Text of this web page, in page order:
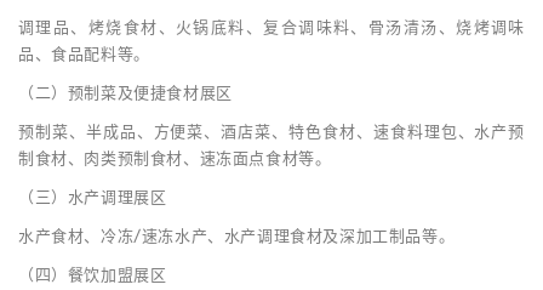
调理品、烤烧食材、火锅底料、复合调味料、骨汤清汤、烧烤调味
品、食品配料等。
（二）预制菜及便捷食材展区
预制菜、半成品、方便菜、酒店菜、特色食材、速食料理包、水产预
制食材、肉类预制食材、速冻面点食材等。
（三）水产调理展区
水产食材、冷冻/速冻水产、水产调理食材及深加工制品等。
（四）餐饮加盟展区